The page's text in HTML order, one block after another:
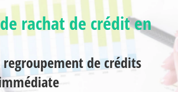
rachat de crédit en
de crédits